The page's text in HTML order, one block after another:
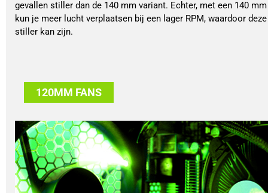
gevallen stiller dan de 140 mm variant. Echter, met een 140
kun je meer lucht verplaatsen bij een lager RPM, waardoor
stiller kan zijn.
120MM FANS